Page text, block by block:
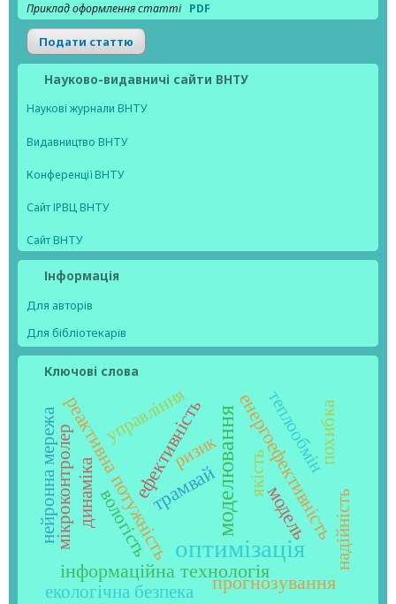
Приклад оформлення статті PDF
Подати статтю
Науково-видавничі сайти ВНТУ
Наукові журнали ВНТУ
Видавництво ВНТУ
Конференції ВНТУ
Сайт ІРВЦ ВНТУ
Сайт ВНТУ
Інформація
Для авторів
Для бібліотекарів
Ключові слова
оптимізація
моделювання
інформаційна технологія
реактивна потужність
ефективність
модель
прогнозування
енергоефективність
трамвай
вологість
ризик
управління теплообмін
мікроконтролер якість
екологічна безпека
динаміка
нейронна мережа надійність
похибка